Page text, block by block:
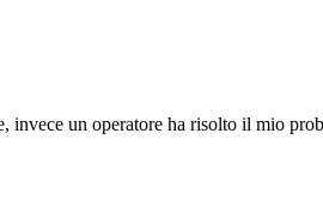
un operatore ha risolto il mio